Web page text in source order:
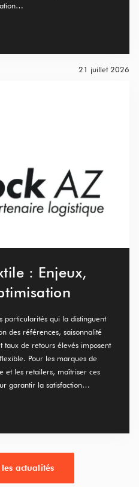
21 juillet 2026
: Enjeux,
particularités qui la distinguent
des références, saisonnalité
de retours élevés imposent
Pour les marques de
et les retailers, maîtriser ces
garantir la satisfaction…
actualités